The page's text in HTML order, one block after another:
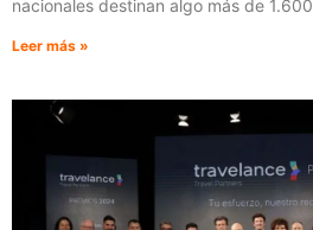
nacionales destinan algo más de
Leer más »